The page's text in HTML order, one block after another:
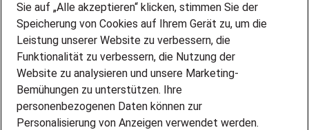
DEINE LEBENSSITUATION
PARTNERSHIP WITH AIRBUS
INITIATIV BEWERBEN
ÜBER UNS
STANDORTE
Sie auf „Alle akzeptieren“ klicken, stimmen Sie der
Speicherung von Cookies auf Ihrem Gerät zu, um die
Leistung unserer Website zu verbessern, die
Funktionalität zu verbessern, die Nutzung der
Website zu analysieren und unsere Marketing-
Bemühungen zu unterstützen. Ihre
personenbezogenen Daten können zur
Personalisierung von Anzeigen verwendet werden.